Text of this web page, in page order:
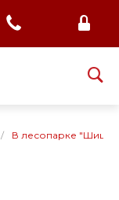
/ В лесопарке